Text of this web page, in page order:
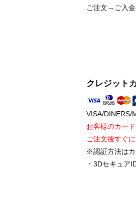
ご注文→ご入
クレジット
VISA/DINERS/
お客様のカー
ご注文後すぐ
※認証方法はカ
・3Dセキュア